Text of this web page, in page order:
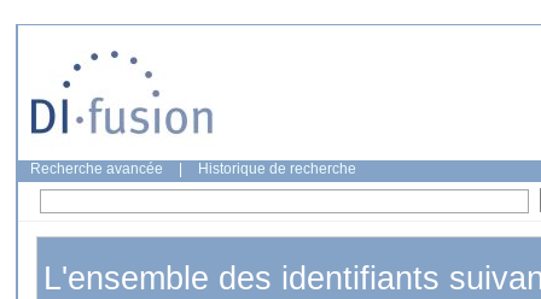
Recherche avancée Historique de recherche
L'ensemble des identifiants